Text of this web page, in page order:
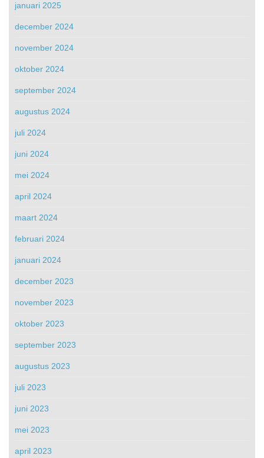
januari 2025
december 2024
november 2024
oktober 2024
september 2024
augustus 2024
juli 2024
juni 2024
mei 2024
april 2024
maart 2024
februari 2024
januari 2024
december 2023
november 2023
oktober 2023
september 2023
augustus 2023
juli 2023
juni 2023
mei 2023
april 2023